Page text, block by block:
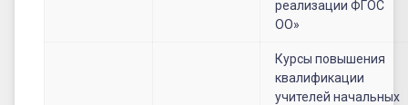
реализации ФГОС
ОО»
Курсы повышения
квалификации
учителей начальных